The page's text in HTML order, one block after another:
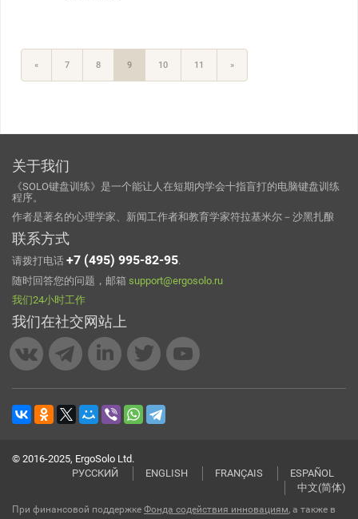
« 7 8 9 10 11 »
关于我们
《SOLO键盘训练》是一个能让人在短期内学会十指盲打的电脑键盘训练
程序。
作者是著名的心理学家、新闻工作者和教育学家符拉基米尔－沙黑扎酿
联系方式
请拨打电话 +7 (495) 995-82-95.
随时回答您的问题，邮箱 support@ergosolo.ru
我们24小时工作
我们在社交网站上
© 2016-2025, ErgoSolo Ltd.
РУССКИЙ
ENGLISH FRANÇAIS
ESPAÑOL
中文(简体)
При финансовой поддержке Фонда содействия инновациям, а также в